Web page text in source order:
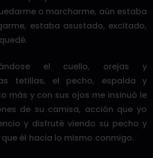
o marcharme, aún estaba
estaba asustado, excitado,
el cuello, orejas y
tetillas, el pecho, espalda y
más y con sus ojos me insinuó le
de su camisa, acción que yo
y disfruté viendo su pecho y
él hacia lo mismo conmigo.